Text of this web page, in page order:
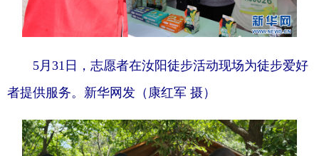
山西 辽宁 吉林
安徽 福建 江西
山东 河南
湖南 广东 广西
5月31日，志愿者在汝阳徒步活动现场为徒步爱好
者提供服务。新华网发（康红军 摄）